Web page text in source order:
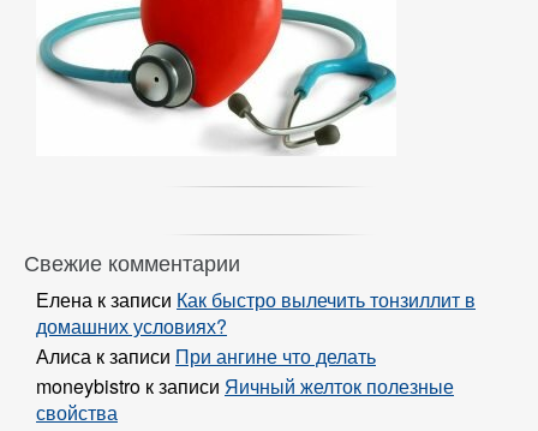
Свежие комментарии
Елена к записи Как быстро вылечить тонзиллит в
домашних условиях?
Алиса к записи При ангине что делать
moneybistro к записи Яичный желток полезные
свойства